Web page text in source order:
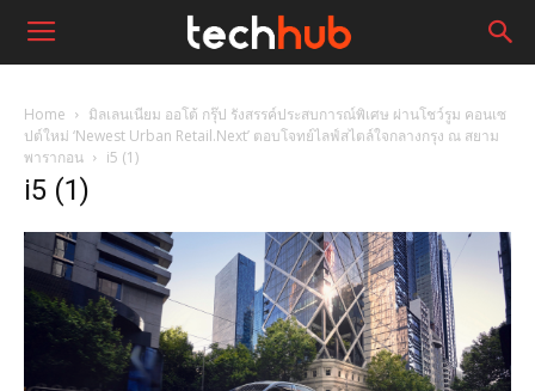
Home
มิลเลนเนียม ออโต้ กรุ๊ป รังสรรค์ประสบการณ์พิเศษ ผ่านโชว์รูม คอนเซ
ปต์ใหม่ ‘Newest Urban Retail.Next’ ตอบโจทย์ไลฟ์สไตล์ใจกลางกรุง ณ สยาม
พารากอน
i5 (1)
i5 (1)